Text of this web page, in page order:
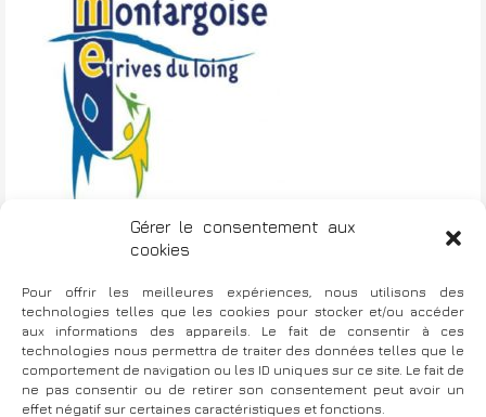
Gérer le consentement aux
cookies
Pour offrir les meilleures expériences, nous utilisons des
technologies telles que les cookies pour stocker et/ou accéder
aux informations des appareils. Le fait de consentir à ces
technologies nous permettra de traiter des données telles que le
comportement de navigation ou les ID uniques sur ce site. Le fait de
ne pas consentir ou de retirer son consentement peut avoir un
effet négatif sur certaines caractéristiques et fonctions.
N
a
v
1er Séminaire des Équipes de
l’Agglomération Montargoise